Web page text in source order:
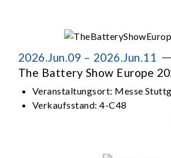
2026.Jun.09 – 2026.Jun.11
The Battery Show Europe
Veranstaltungsort: Messe
Verkaufsstand:4-C48